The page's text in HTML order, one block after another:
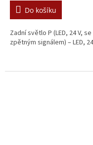
Do košíku
Zadní světlo P (LED, 24 V, se
zpětným signálem) – LED,